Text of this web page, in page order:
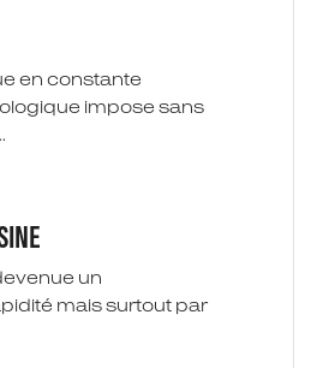
en constante
impose sans
un
mais surtout par